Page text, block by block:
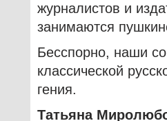
журналистов и
занимаются
Бесспорно, наши
классической
гения.
Татьяна